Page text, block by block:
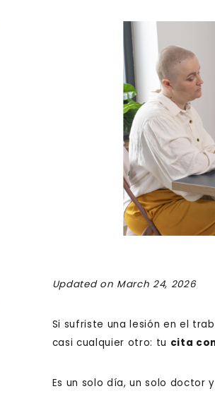
Updated on March 24, 2026
Si sufriste una lesión en el
casi cualquier otro: tu cita
Es un solo día, un solo doctor